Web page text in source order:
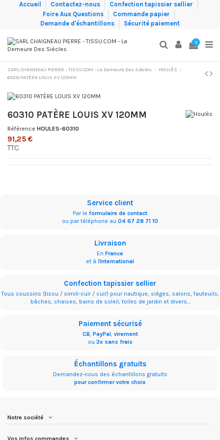
Accueil Contactez-nous
Confection tapissier sellier
Foire Aux Questions
Commande papier
Demande d'échantillons
Sécurité paiement
0
SARL CHAIGNEAU PIERRE - TISSU.COM - La Demeure Des Siècles
HOULÈS
60310 PATÈRE LOUIS XV 120MM
60310 PATÈRE LOUIS XV 120MM
Référence HOULES-60310
91,25 €
TTC
Service client
Par le formulaire de contact
ou par téléphone au 04 67 28 71 10
Livraison
En France
et à l'International
Confection tapissier sellier
Tous coussins (tissu / simili-cuir / cuir) pour nautique, sièges, salons, fauteuils,
bâches, chaises, bains de soleil, toiles de jardin et divers...
Paiement sécurisé
CB, PayPal, virement
ou 3x sans frais
Échantillons gratuits
Demandez-nous des échantillons gratuits
pour confirmer votre choix
Notre société
Vos infos commandes